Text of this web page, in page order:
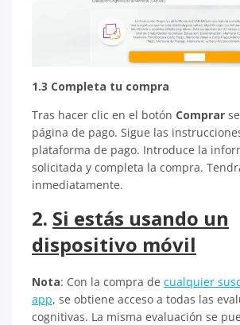
1.3 Completa tu compra
Tras hacer clic en el botón Comprar
página de pago. Sigue las
plataforma de pago. Introduce la
solicitada y completa la compra.
inmediatamente.
2. Si estás usando un
dispositivo móvil
Nota: Con la compra de cualquier
app, se obtiene acceso a todas las
cognitivas. La misma evaluación se